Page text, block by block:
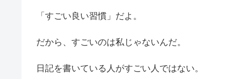
「すごい良い習慣」だよ。
だから、すごいのは私じゃないんだ。
日記を書いている人がすごい人ではない。